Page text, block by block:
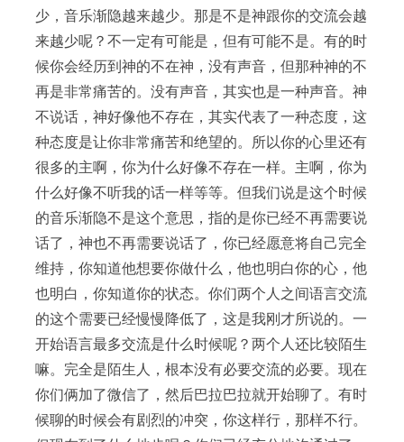
少，音乐渐隐越来越少。那是不是神跟你的交流会越
来越少呢？不一定有可能是，但有可能不是。有的时
候你会经历到神的不在神，没有声音，但那种神的不
再是非常痛苦的。没有声音，其实也是一种声音。神
不说话，神好像他不存在，其实代表了一种态度，这
种态度是让你非常痛苦和绝望的。所以你的心里还有
很多的主啊，你为什么好像不存在一样。主啊，你为
什么好像不听我的话一样等等。但我们说是这个时候
的音乐渐隐不是这个意思，指的是你已经不再需要说
话了，神也不再需要说话了，你已经愿意将自己完全
维持，你知道他想要你做什么，他也明白你的心，他
也明白，你知道你的状态。你们两个人之间语言交流
的这个需要已经慢慢降低了，这是我刚才所说的。一
开始语言最多交流是什么时候呢？两个人还比较陌生
嘛。完全是陌生人，根本没有必要交流的必要。现在
你们俩加了微信了，然后巴拉巴拉就开始聊了。有时
候聊的时候会有剧烈的冲突，你这样行，那样不行。